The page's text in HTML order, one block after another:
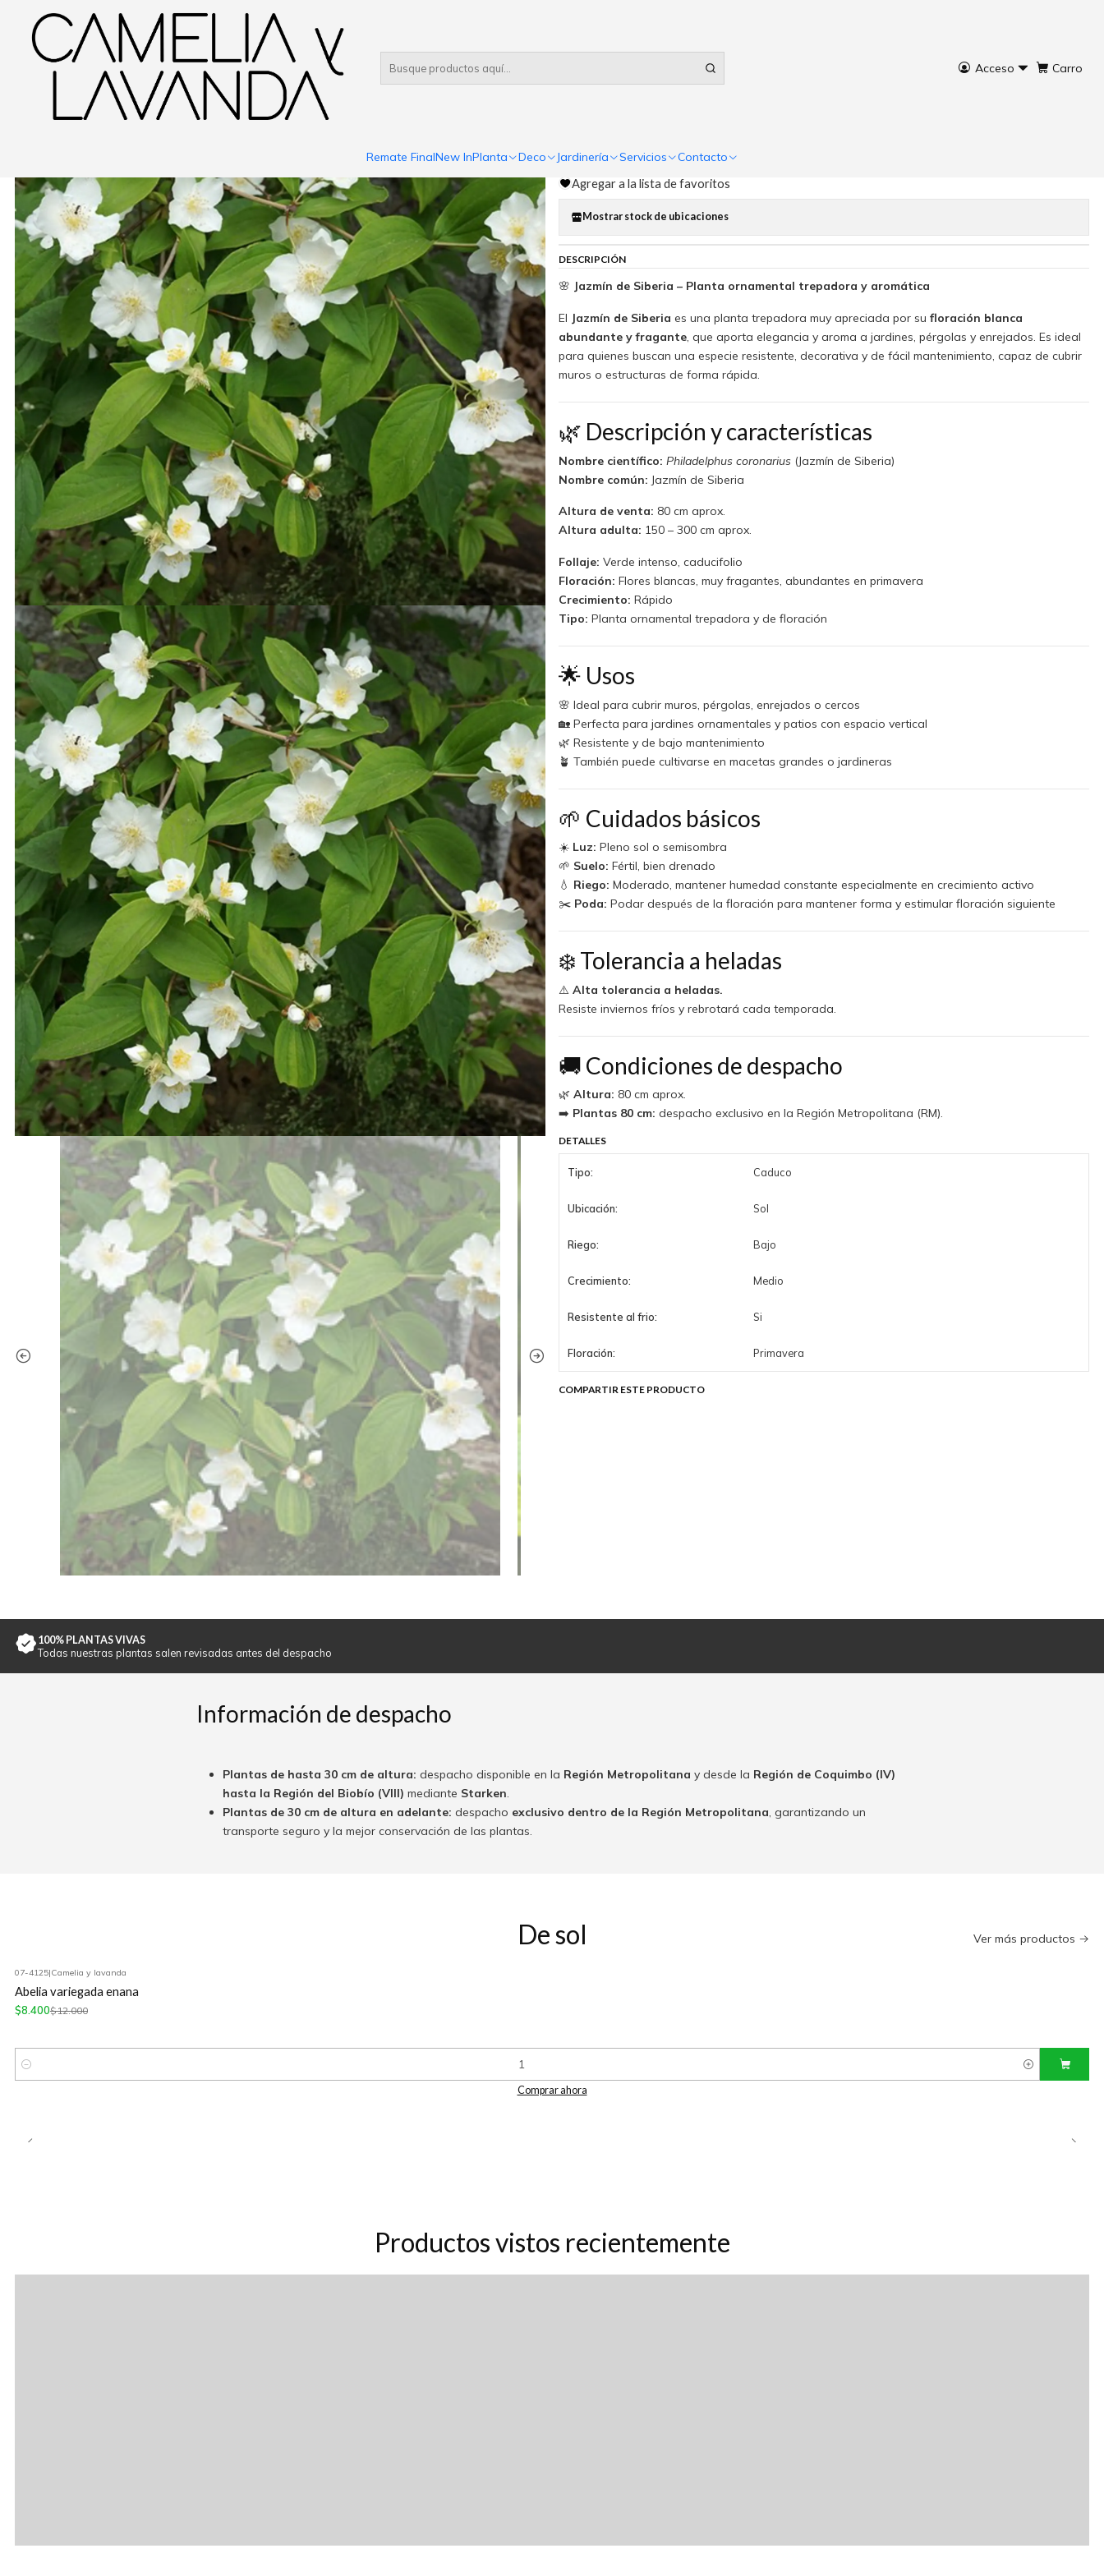
Acceso Carro
Remate FinalNew InPlanta Deco Jardinería Servicios Contacto
Inicio Planta Plantas De fácil cuidado Jazmín de Siberia
Cantidad
Agregar a la lista de favoritos
Mostrar stock de ubicaciones
DESCRIPCIÓN
🌸 Jazmín de Siberia – Planta ornamental trepadora y aromática
El Jazmín de Siberia es una planta trepadora muy apreciada por su floración blanca
abundante y fragante, que aporta elegancia y aroma a jardines, pérgolas y enrejados. Es ideal
para quienes buscan una especie resistente, decorativa y de fácil mantenimiento, capaz de cubrir
muros o estructuras de forma rápida.
🌿 Descripción y características
Nombre científico: Philadelphus coronarius(Jazmín de Siberia)
Nombre común: Jazmín de Siberia
Altura de venta: 80 cm aprox.
Altura adulta: 150 – 300 cm aprox.
Follaje: Verde intenso, caducifolio
Floración: Flores blancas, muy fragantes, abundantes en primavera
Crecimiento: Rápido
Tipo: Planta ornamental trepadora y de floración
🌟 Usos
🌸 Ideal para cubrir muros, pérgolas, enrejados o cercos
🏡 Perfecta para jardines ornamentales y patios con espacio vertical
🌿 Resistente y de bajo mantenimiento
🪴 También puede cultivarse en macetas grandes o jardineras
🌱 Cuidados básicos
☀️ Luz: Pleno sol o semisombra
🌱 Suelo: Fértil, bien drenado
💧 Riego: Moderado, mantener humedad constante especialmente en crecimiento activo
✂️ Poda: Podar después de la floración para mantener forma y estimular floración siguiente
❄️ Tolerancia a heladas
⚠️ Alta tolerancia a heladas.
Resiste inviernos fríos y rebrotará cada temporada.
🚚 Condiciones de despacho
🌿 Altura: 80 cm aprox.
➡️ Plantas 80 cm: despacho exclusivo en la Región Metropolitana (RM).
DETALLES
Tipo: Caduco
Ubicación: Sol
Riego: Bajo
Crecimiento: Medio
Resistente al frio: Si
Floración: Primavera
COMPARTIR ESTE PRODUCTO
100% PLANTAS VIVAS
Todas nuestras plantas salen revisadas antes del despacho
Información de despacho
Plantas de hasta 30 cm de altura: despacho disponible en la Región Metropolitana y desde la Región de Coquimbo (IV)
hasta la Región del Biobío (VIII) mediante Starken.
Plantas de 30 cm de altura en adelante: despacho exclusivo dentro de la Región Metropolitana, garantizando un
transporte seguro y la mejor conservación de las plantas.
De sol Ver más productos
07-4125|Camelia y lavanda
Abelia variegada enana
$8.400$12.000
Cantidad
Comprar ahora
Productos vistos recientemente